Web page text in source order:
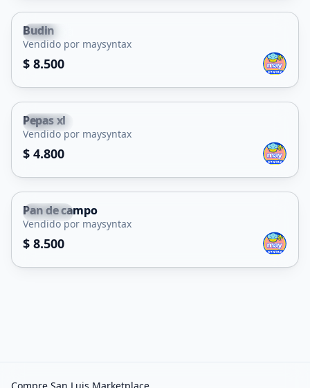
Merlo
Budin
Vendido por maysyntax
$ 8.500
Merlo
Pepas xl
Vendido por maysyntax
$ 4.800
Merlo
Pan de campo
Vendido por maysyntax
$ 8.500